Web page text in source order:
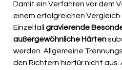
Damit ein Verfahren vor dem
einem erfolgreichen Vergleich
Einzelfall gravierende
außergewöhnliche Härten
werden. Allgemeine
den Richtern hierfür nicht